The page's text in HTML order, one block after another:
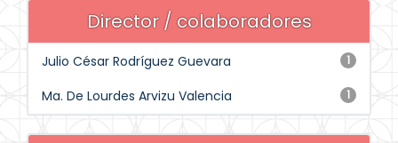
Director / colaboradores
1
Julio César Rodríguez Guevara
1
Ma. De Lourdes Arvizu Valencia